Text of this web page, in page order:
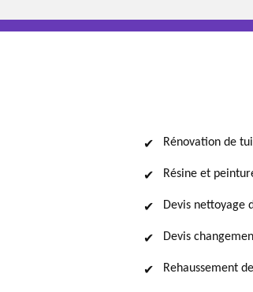
Rénovation de
Résine et
Devis nettoyage
Devis
Rehaussement